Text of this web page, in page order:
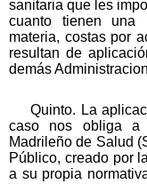
sanitaria que les
cuanto tienen una
materia, costas por
resultan de
demás
Quinto. La
caso nos obliga a
Madrileño de Salud
Público, creado por
a su propia